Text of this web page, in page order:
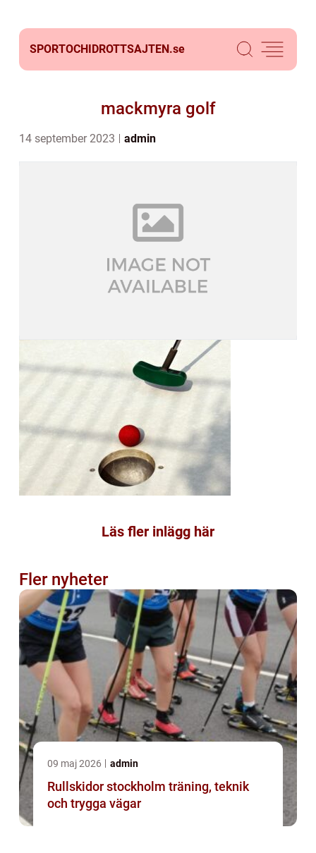
SPORTOCHIDROTTSAJTEN.se
mackmyra golf
14 september 2023 admin
Läs fler inlägg här
Fler nyheter
09 maj 2026 admin
Rullskidor stockholm träning, teknik
och trygga vägar